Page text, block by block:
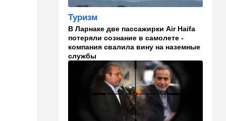
поколения
07:50 Ближний Восток
Стоп Израилю, стоп
Америке: в Иране готовят
законопроект по Ормузу
Технологии
Прощай, Nvidia? Маск
запускает гигантскую
фабрику компьютерного
"железа"
Туризм
В Ларнаке две пассажирки Air Haifa
потеряли сознание в самолете -
компания свалила вину на наземные
службы